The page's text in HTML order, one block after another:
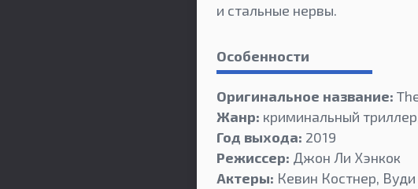
и стальные нервы.
Особенности
Оригинальное название:
Жанр: криминальный
Год выхода: 2019
Режиссер: Джон Ли Хэнкок
Актеры: Кевин Костнер,